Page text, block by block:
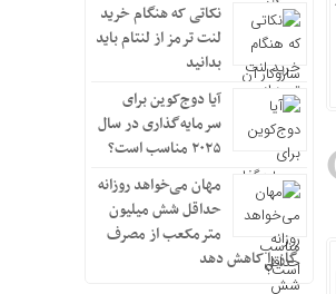
نکاتی که هنگام خرید
لنت ترمز از لنتام باید
بدانید
آیا دوج‌کوین برای
سرمایه‌گذاری در سال
۲۰۲۵ مناسب است؟
مهان می‌خواهد روزانه
حداقل شش میلیون
مترمکعب از مصرف
گاز را کاهش دهد